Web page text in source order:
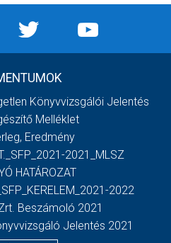
Könyvvizsgálói Jelentés
Melléklet
Eredmény
2021_MLSZ
HATÁROZAT
2022
Beszámoló 2021
Jelentés 2021